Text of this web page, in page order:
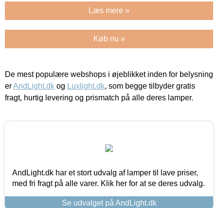
Læs mere »
Køb nu »
De mest populære webshops i øjeblikket inden for belysning
erAndLight.dk og Luxlight.dk, som begge tilbyder gratis
fragt, hurtig levering og prismatch på alle deres lamper.
AndLight.dk har et stort udvalg af lamper til lave priser,
med fri fragt på alle varer. Klik her for at se deres udvalg.
Se udvalget på AndLight.dk